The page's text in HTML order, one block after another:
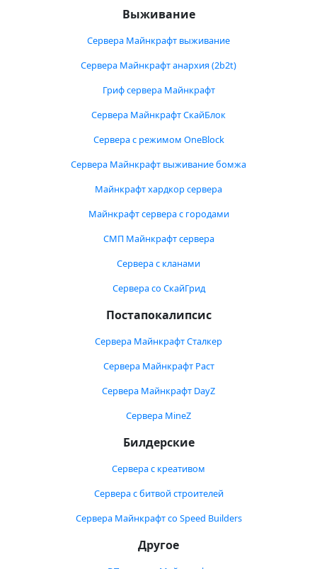
Выживание
Сервера Майнкрафт выживание
Сервера Майнкрафт анархия (2b2t)
Гриф сервера Майнкрафт
Сервера Майнкрафт СкайБлок
Сервера с режимом OneBlock
Сервера Майнкрафт выживание бомжа
Майнкрафт хардкор сервера
Майнкрафт сервера с городами
СМП Майнкрафт сервера
Сервера с кланами
Сервера со СкайГрид
Постапокалипсис
Сервера Майнкрафт Сталкер
Сервера Майнкрафт Раст
Сервера Майнкрафт DayZ
Сервера MineZ
Билдерские
Сервера с креативом
Сервера с битвой строителей
Сервера Майнкрафт со Speed Builders
Другое